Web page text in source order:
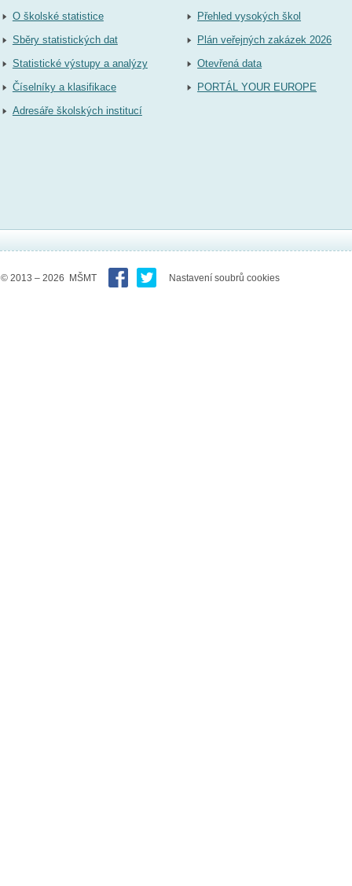
O školské statistice
Sběry statistických dat
Statistické výstupy a analýzy
Číselníky a klasifikace
Adresáře školských institucí
Přehled vysokých škol
Plán veřejných zakázek 2026
Otevřená data
PORTÁL YOUR EUROPE
© 2013 – 2026 MŠMT Nastavení soubrů cookies